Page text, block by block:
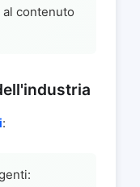
contenuto
: